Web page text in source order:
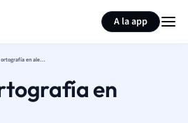
A la app
Reglas de ortografía en alemán
en
Resumir página